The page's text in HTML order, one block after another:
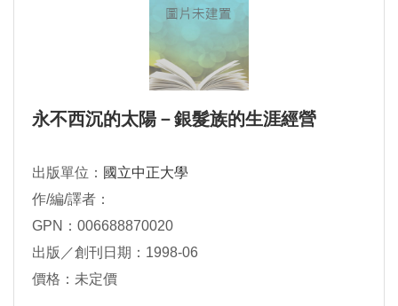
永不西沉的太陽－銀髮族的生涯經營
出版單位： 國立中正大學
作/編/譯者：
GPN：006688870020
出版／創刊日期：1998-06
價格：未定價